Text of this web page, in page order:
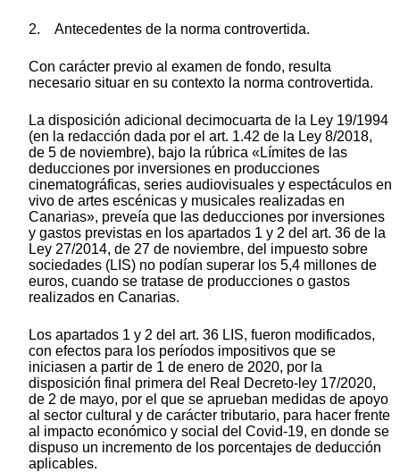
2. Antecedentes de la norma controvertida.
Con carácter previo al examen de fondo, resulta
necesario situar en su contexto la norma controvertida.
La disposición adicional decimocuarta de la Ley 19/1994
(en la redacción dada por el art. 1.42 de la Ley 8/2018,
de 5 de noviembre), bajo la rúbrica «Límites de las
deducciones por inversiones en producciones
cinematográficas, series audiovisuales y espectáculos en
vivo de artes escénicas y musicales realizadas en
Canarias», preveía que las deducciones por inversiones
y gastos previstas en los apartados 1 y 2 del art. 36 de la
Ley 27/2014, de 27 de noviembre, del impuesto sobre
sociedades (LIS) no podían superar los 5,4 millones de
euros, cuando se tratase de producciones o gastos
realizados en Canarias.
Los apartados 1 y 2 del art. 36 LIS, fueron modificados,
con efectos para los períodos impositivos que se
iniciasen a partir de 1 de enero de 2020, por la
disposición final primera del Real Decreto-ley 17/2020,
de 2 de mayo, por el que se aprueban medidas de apoyo
al sector cultural y de carácter tributario, para hacer frente
al impacto económico y social del Covid-19, en donde se
dispuso un incremento de los porcentajes de deducción
aplicables.